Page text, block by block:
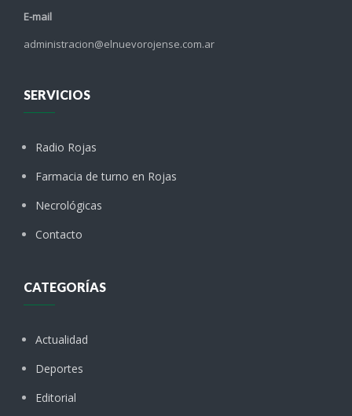
E-mail
administracion@elnuevorojense.com.ar
SERVICIOS
Radio Rojas
Farmacia de turno en Rojas
Necrológicas
Contacto
CATEGORÍAS
Actualidad
Deportes
Editorial